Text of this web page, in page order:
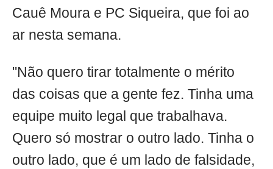
Cauê Moura e PC Siqueira, que foi ao
ar nesta semana.
"Não quero tirar totalmente o mérito
das coisas que a gente fez. Tinha uma
equipe muito legal que trabalhava.
Quero só mostrar o outro lado. Tinha o
outro lado, que é um lado de falsidade,